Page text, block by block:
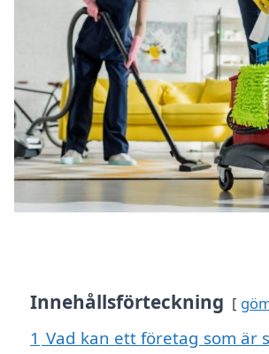
Innehållsförteckning
1 Vad kan ett företag som är